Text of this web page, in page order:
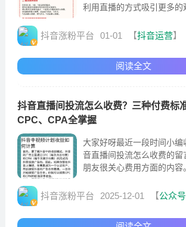
利用直播的方式吸引更多的
赚钱
抖音涨粉平台 01-01 【抖音运营】
阅读全文
抖音直播间投流怎么收费？三种付费标
CPC、CPA全掌握
大家好呀最近一段时间小
音直播间投流怎么收费的留
朋友很关心费用方面的内容
播间带起来。
抖音涨粉平台 2025-12-01 【公众号